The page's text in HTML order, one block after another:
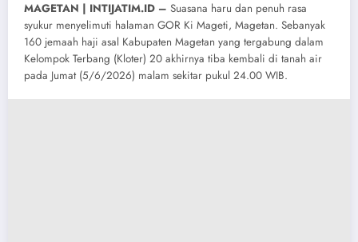
MAGETAN | INTIJATIM.ID – Suasana haru dan penuh rasa
syukur menyelimuti halaman GOR Ki Mageti, Magetan. Sebanyak
160 jemaah haji asal Kabupaten Magetan yang tergabung dalam
Kelompok Terbang (Kloter) 20 akhirnya tiba kembali di tanah air
pada Jumat (5/6/2026) malam sekitar pukul 24.00 WIB.